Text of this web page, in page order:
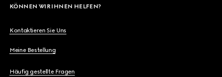
KÖNNEN WIR IHNEN HELFEN?
Kontaktieren Sie Uns
Meine Bestellung
Häufig gestellte Fragen